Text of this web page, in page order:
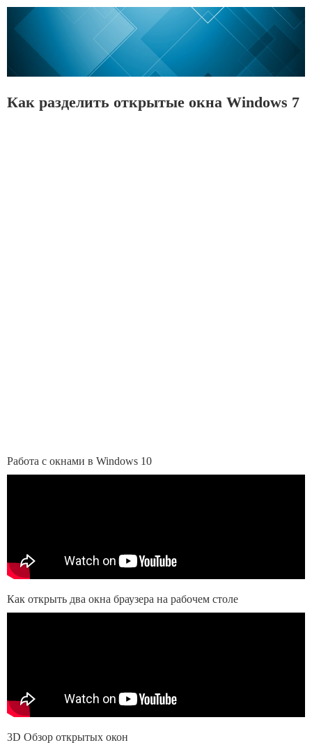
Как разделить открытые окна Windows 7
Работа с окнами в Windows 10
Как открыть два окна браузера на рабочем столе
3D Обзор открытых окон